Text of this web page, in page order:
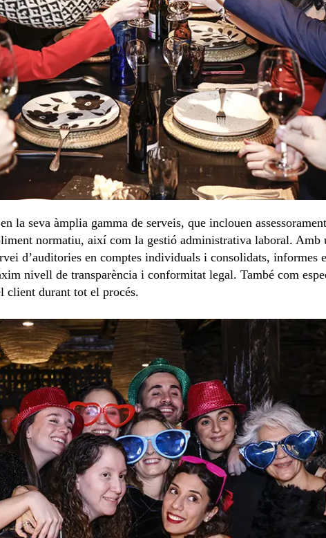
la seva àmplia gamma de serveis, que inclouen
normatiu, així com la gestió administrativa laboral. Amb
d’auditories en comptes individuals i consolidats, informes
nivell de transparència i conformitat legal. També com
client durant tot el procés.